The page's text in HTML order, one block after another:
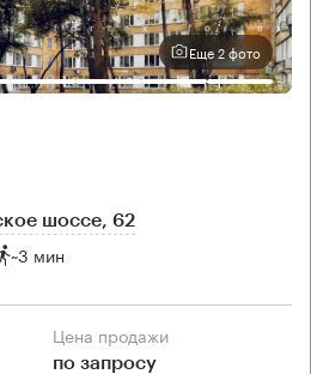
Еще 2 фото
шоссе, 62
~3 мин
Цена продажи
по запросу